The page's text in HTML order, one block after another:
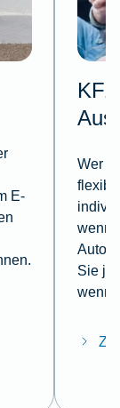
E-
Wer
wenn
Sie
wenn